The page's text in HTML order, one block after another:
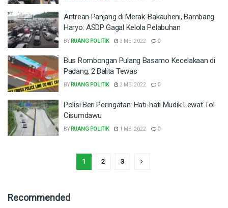
Antrean Panjang di Merak-Bakauheni, Bambang
Haryo: ASDP Gagal Kelola Pelabuhan
BY RUANG POLITIK 3 MEI 2022 0
Bus Rombongan Pulang Basamo Kecelakaan di
Padang, 2 Balita Tewas
BY RUANG POLITIK 2 MEI 2022 0
Polisi Beri Peringatan: Hati-hati Mudik Lewat Tol
Cisumdawu
BY RUANG POLITIK 1 MEI 2022 0
1 2 3
Recommended